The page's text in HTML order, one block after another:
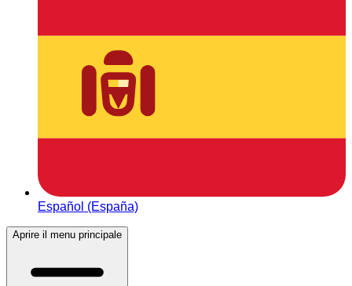
Español (España)
Aprire il menu principale